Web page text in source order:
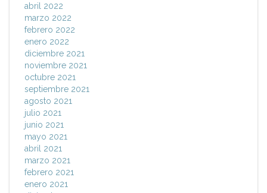
abril 2022
marzo 2022
febrero 2022
enero 2022
diciembre 2021
noviembre 2021
octubre 2021
septiembre 2021
agosto 2021
julio 2021
junio 2021
mayo 2021
abril 2021
marzo 2021
febrero 2021
enero 2021